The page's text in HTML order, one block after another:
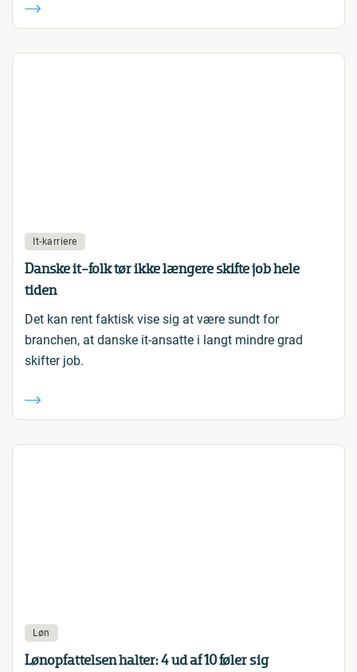
It-karriere
Danske it-folk tør ikke længere skifte job hele
tiden
Det kan rent faktisk vise sig at være sundt for
branchen, at danske it-ansatte i langt mindre grad
skifter job.
Løn
Lønopfattelsen halter: 4 ud af 10 føler sig